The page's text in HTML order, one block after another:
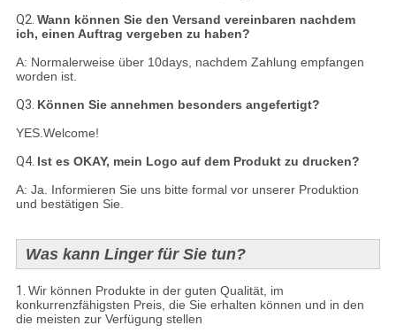
Q2. Wann können Sie den Versand vereinbaren nachdem
ich, einen Auftrag vergeben zu haben?
A: Normalerweise über 10days, nachdem Zahlung empfangen
worden ist.
Q3. Können Sie annehmen besonders angefertigt?
YES.Welcome!
Q4. Ist es OKAY, mein Logo auf dem Produkt zu drucken?
A: Ja. Informieren Sie uns bitte formal vor unserer Produktion
und bestätigen Sie.
Was kann Linger für Sie tun?
1. Wir können Produkte in der guten Qualität, im
konkurrenzfähigsten Preis, die Sie erhalten können und in den
die meisten zur Verfügung stellen